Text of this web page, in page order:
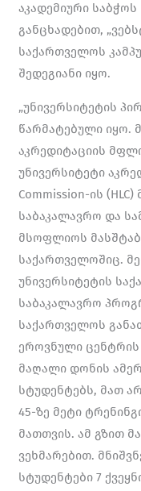
აკადემიური
განცხადებით,
საქართველოს
შედეგიანი იყო.
„უნივერსიტეტის
წარმატებული იყო.
აკრედიტაციის
უნივერსიტეტი
Commission-ის
საბაკალავრო და
მსოფლიოს
საქართველოშიც.
უნივერსიტეტის
საბაკალავრო
საქართველოს
ეროვნული ცენტრის
მაღალი დონის
სტუდენტებს, მათ
45-ზე მეტი
მათთვის. ამ გზით
ვეხმარებით.
სტუდენტები 7